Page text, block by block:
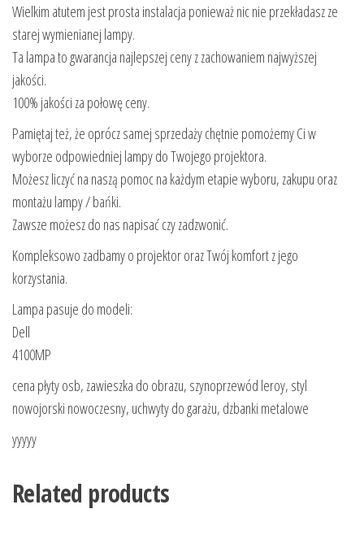
Wielkim atutem jest prosta instalacja ponieważ nic nie przekładasz ze
starej wymienianej lampy.
Ta lampa to gwarancja najlepszej ceny z zachowaniem najwyższej
jakości.
100% jakości za połowę ceny.
Pamiętaj też, że oprócz samej sprzedaży chętnie pomożemy Ci w
wyborze odpowiedniej lampy do Twojego projektora.
Możesz liczyć na naszą pomoc na każdym etapie wyboru, zakupu oraz
montażu lampy / bańki.
Zawsze możesz do nas napisać czy zadzwonić.
Kompleksowo zadbamy o projektor oraz Twój komfort z jego
korzystania.
Lampa pasuje do modeli:
Dell
4100MP
cena płyty osb, zawieszka do obrazu, szynoprzewód leroy, styl
nowojorski nowoczesny, uchwyty do garażu, dzbanki metalowe
yyyyy
Related products